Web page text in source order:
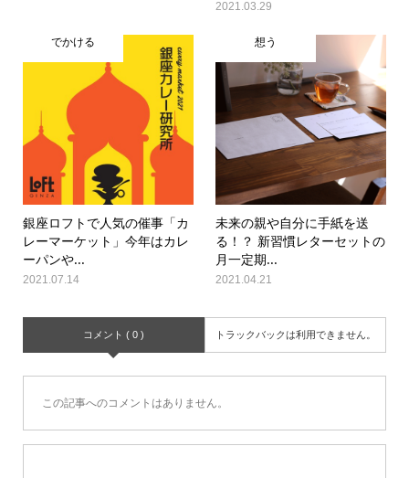
2021.03.29
でかける
銀座ロフトで人気の催事「カ
レーマーケット」今年はカレ
ーパンや...
2021.07.14
想う
未来の親や自分に手紙を送
る！？ 新習慣レターセットの
月一定期...
2021.04.21
コメント ( 0 ) トラックバックは利用できません。
この記事へのコメントはありません。